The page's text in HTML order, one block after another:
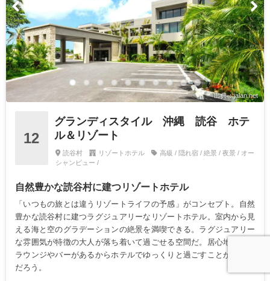
出典：jalan.net
12
グランディスタイル 沖縄 読谷 ホテ
ル＆リゾート
読谷村 リゾートホテル
高級 / 隠れ宿 / 絶景 / 夜景 / オー
シャンビュー /
自然豊かな読谷村に建つリゾートホテル
「いつもの旅とは違うリゾートライフの予感」がコンセプト。自然
豊かな読谷村に建つラグジュアリーなリゾートホテル。室内から見
える海と空のグラデーションの絶景を満喫できる。ラグジュアリー
な雰囲気が特徴の大人が落ち着いて過ごせる空間だ。居心地のいい
ラウンジやバーがあるからホテルでゆっくりと過ごすことができる
だろう。